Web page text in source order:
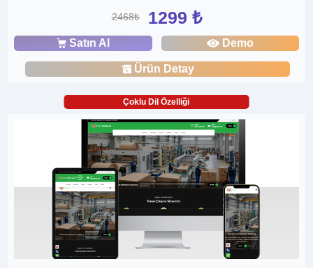
2468₺ 1299 ₺
Satın Al Demo
Ürün Detay
Çoklu Dil Özelliği